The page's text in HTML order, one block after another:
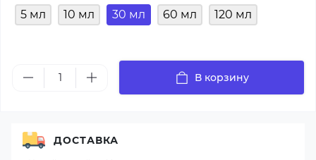
5 мл
10 мл 30 мл 60 мл 120 мл
В корзину
ДОСТАВКА